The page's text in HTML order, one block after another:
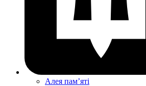
Алея памʼяті